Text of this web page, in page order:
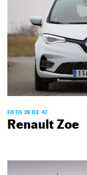
FOTO 28 DE 47
Renault Zoe